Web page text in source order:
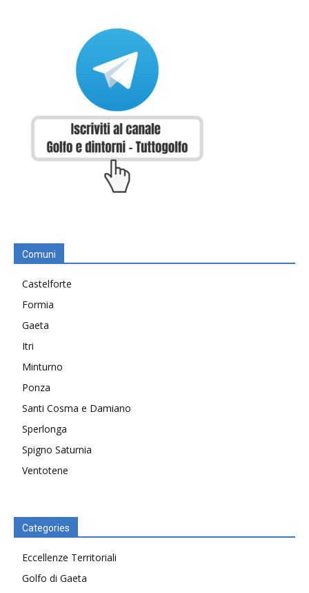
Comuni
Castelforte
Formia
Gaeta
Itri
Minturno
Ponza
Santi Cosma e Damiano
Sperlonga
Spigno Saturnia
Ventotene
Categories
Eccellenze Territoriali
Golfo di Gaeta